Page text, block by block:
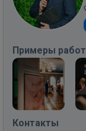
Примеры работ
Контакты